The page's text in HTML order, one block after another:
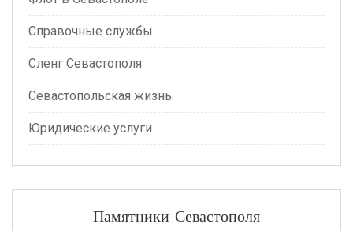
Справочные службы
Сленг Севастополя
Севастопольская жизнь
Юридические услуги
Памятники Севастополя